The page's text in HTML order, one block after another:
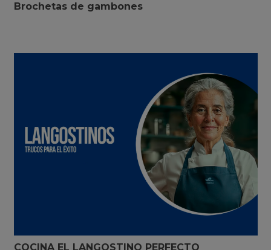
Brochetas de gambones
COCINA EL LANGOSTINO PERFECTO